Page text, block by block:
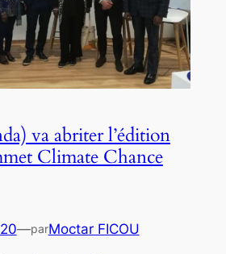
va abriter l’édition
Climate Chance
—parMoctar FICOU